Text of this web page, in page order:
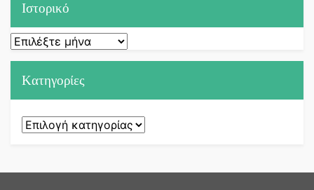
Ιστορικό
Ιστορικό
Kατηγορίες
Kατηγορίες